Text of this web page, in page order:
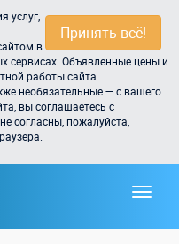
Принять всё!
услуг,
в
сервисах. Объявленные цены и
работы сайта
необязательные — с вашего
вы соглашаетесь с
согласны, пожалуйста,